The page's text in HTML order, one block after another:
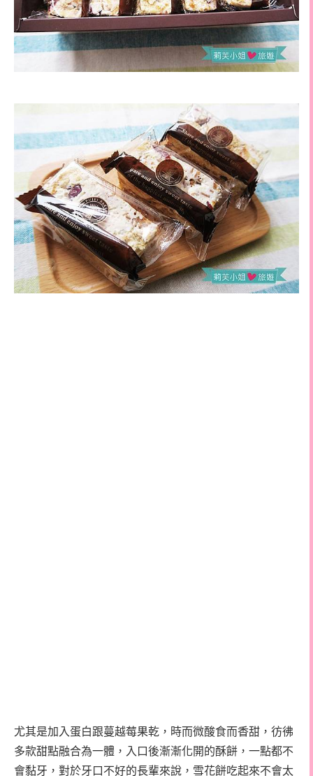
尤其是加入蛋白跟蔓越莓果乾，時而微酸食而香甜，彷彿
多款甜點融合為一體，入口後漸漸化開的酥餅，一點都不
會黏牙，對於牙口不好的長輩來說，雪花餅吃起來不會太